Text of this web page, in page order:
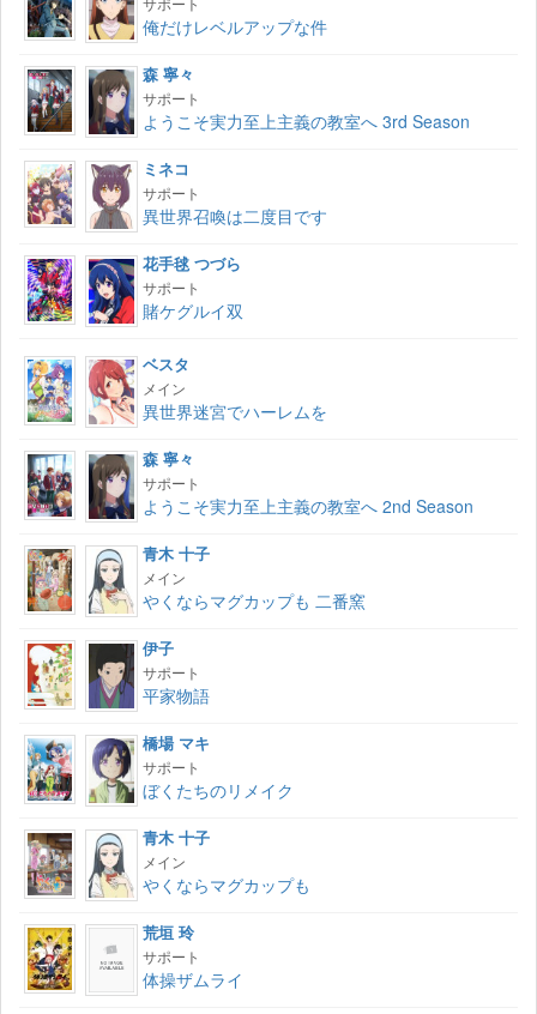
俺だけレベルアップな件
森 寧々
サポート
ようこそ実力至上主義の教室へ 3rd Season
ミネコ
サポート
異世界召喚は二度目です
花手毬 つづら
サポート
賭ケグルイ双
ベスタ
メイン
異世界迷宮でハーレムを
森 寧々
サポート
ようこそ実力至上主義の教室へ 2nd Season
青木 十子
メイン
やくならマグカップも 二番窯
伊子
サポート
平家物語
橋場 マキ
サポート
ぼくたちのリメイク
青木 十子
メイン
やくならマグカップも
荒垣 玲
サポート
体操ザムライ